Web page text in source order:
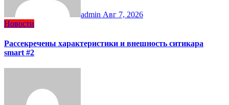
admin Авг 7, 2026
Новости
Рассекречены характеристики и внешность ситикара
smart #2